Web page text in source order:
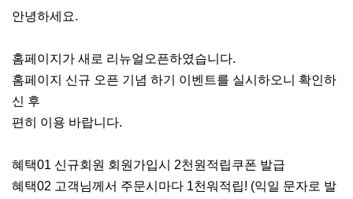
본문
안녕하세요.
홈페이지가 새로 리뉴얼오픈하였습니다.
홈페이지 신규 오픈 기념 하기 이벤트를 실시하오니 확인하
신 후
편히 이용 바랍니다.
혜택01 신규회원 회원가입시 2천원적립쿠폰 발급
혜택02 고객님께서 주문시마다 1천워적립! (익일 문자로 발